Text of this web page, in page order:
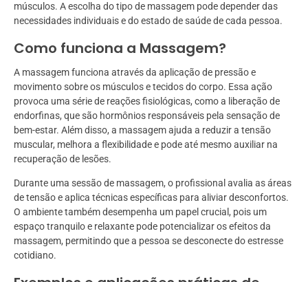
músculos. A escolha do tipo de massagem pode depender das
necessidades individuais e do estado de saúde de cada pessoa.
Como funciona a Massagem?
A massagem funciona através da aplicação de pressão e
movimento sobre os músculos e tecidos do corpo. Essa ação
provoca uma série de reações fisiológicas, como a liberação de
endorfinas, que são hormônios responsáveis pela sensação de
bem-estar. Além disso, a massagem ajuda a reduzir a tensão
muscular, melhora a flexibilidade e pode até mesmo auxiliar na
recuperação de lesões.
Durante uma sessão de massagem, o profissional avalia as áreas
de tensão e aplica técnicas específicas para aliviar desconfortos.
O ambiente também desempenha um papel crucial, pois um
espaço tranquilo e relaxante pode potencializar os efeitos da
massagem, permitindo que a pessoa se desconecte do estresse
cotidiano.